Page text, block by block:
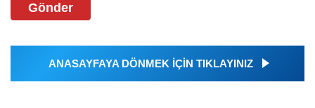
Gönder
ANASAYFAYA DÖNMEK İÇİN TIKLAYINIZ